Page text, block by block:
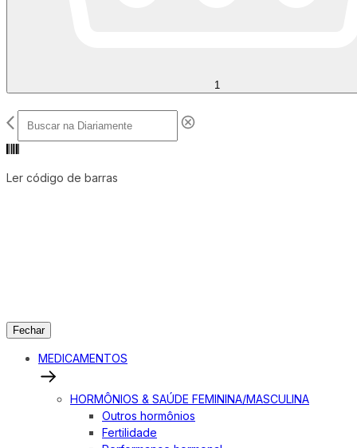
1
Ler código de barras
Fechar
MEDICAMENTOS
HORMÔNIOS & SAÚDE FEMININA/MASCULINA
Outros hormônios
Fertilidade